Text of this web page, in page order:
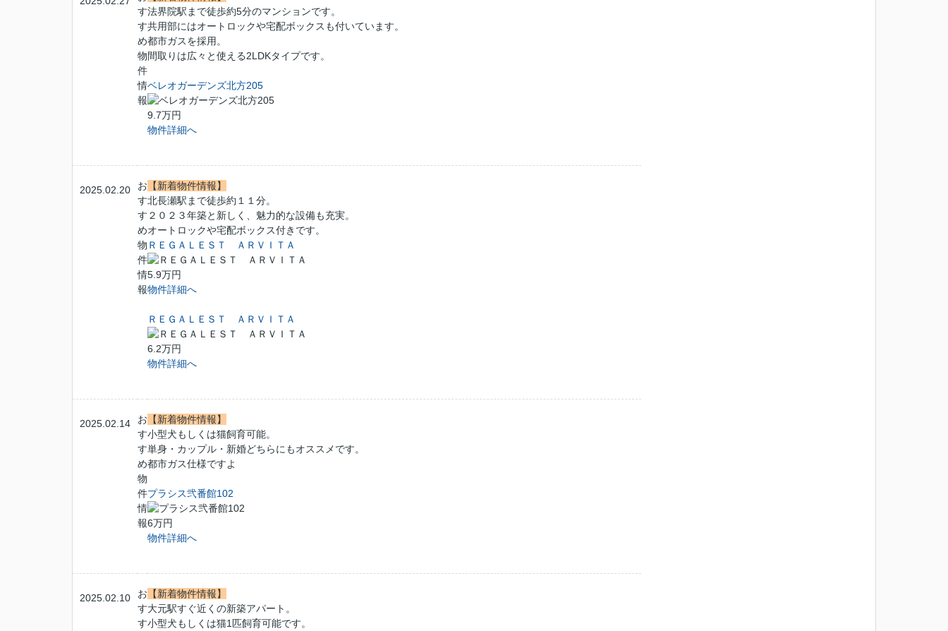
す
す
め
物
件
情
報
法界院駅まで徒歩約5分のマンションです。
共用部にはオートロックや宅配ボックスも付いています。
都市ガスを採用。
間取りは広々と使える2LDKタイプです。
ベレオガーデンズ北方205
9.7万円
物件詳細へ
2025.02.20
お
す
す
め
物
件
情
報
【新着物件情報】
北長瀬駅まで徒歩約１１分。
２０２３年築と新しく、魅力的な設備も充実。
オートロックや宅配ボックス付きです。
ＲＥＧＡＬＥＳＴ ＡＲＶＩＴＡ
5.9万円
物件詳細へ
ＲＥＧＡＬＥＳＴ ＡＲＶＩＴＡ
6.2万円
物件詳細へ
2025.02.14
お
す
す
め
物
件
情
報
【新着物件情報】
小型犬もしくは猫飼育可能。
単身・カップル・新婚どちらにもオススメです。
都市ガス仕様ですよ
プラシス弐番館102
6万円
物件詳細へ
2025.02.10
お
す
す
【新着物件情報】
大元駅すぐ近くの新築アパート。
小型犬もしくは猫1匹飼育可能です。